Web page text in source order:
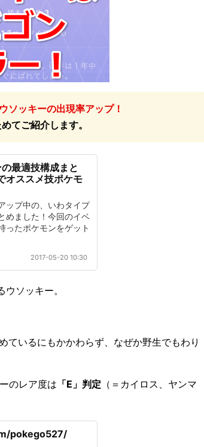
ソッキーの出現率アップ！
てご紹介します。
最適技構成まと
オススメ技ポケモ
ップ中の、いわタイプ
めました！今回のイベ
ったポケモンをゲット
2017-05-20 10:30
ソッキー。
ているにもかかわらず、なぜか野生でもわり
のレア度は 「E」判定 （＝カイロス、ヤンマ
pokego527/